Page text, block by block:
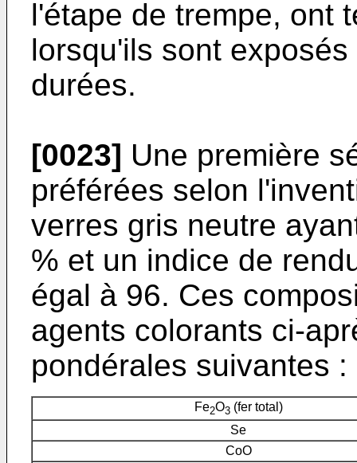
l'étape de trempe, ont
lorsqu'ils sont
durées.
[0023] Une première
préférées selon
verres gris neutre
% et un indice de
égal à 96. Ces
agents colorants ci-
pondérales suivantes :
Fe2O3(fer total)
Se
CoO